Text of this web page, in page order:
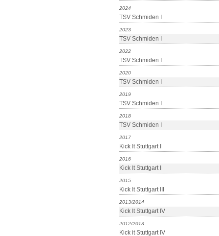
2024
TSV Schmiden I
2023
TSV Schmiden I
2022
TSV Schmiden I
2020
TSV Schmiden I
2019
TSV Schmiden I
2018
TSV Schmiden I
2017
Kick It Stuttgart I
2016
Kick It Stuttgart I
2015
Kick It Stuttgart III
2013/2014
Kick It Stuttgart IV
2012/2013
Kick it Stuttgart IV